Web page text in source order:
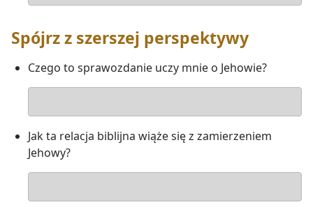
Spójrz z szerszej perspektywy
Czego to sprawozdanie uczy mnie o Jehowie?
Jak ta relacja biblijna wiąże się z zamierzeniem
Jehowy?